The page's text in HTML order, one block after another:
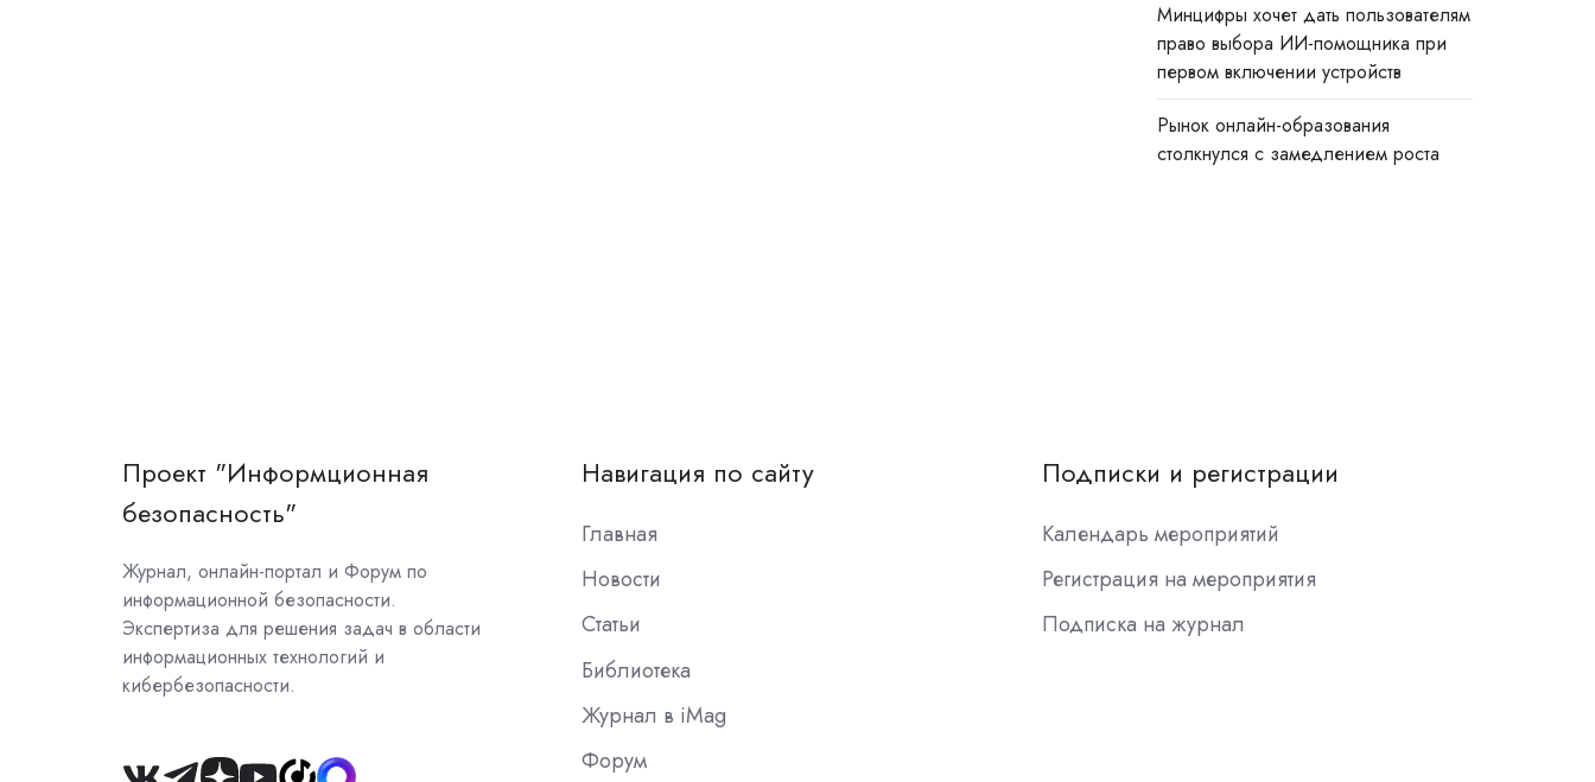
Минцифры хочет дать пользователям
право выбора ИИ-помощника при
первом включении устройств
Рынок онлайн-образования
столкнулся с замедлением роста
Проект "Информционная
безопасность"
Журнал, онлайн-портал и Форум по
информационной безопасности.
Экспертиза для решения задач в области
информационных технологий и
кибербезопасности.
Навигация по сайту
Главная
Новости
Статьи
Библиотека
Журнал в iMag
Форум
Подписки и регистрации
Календарь мероприятий
Регистрация на мероприятия
Подписка на журнал